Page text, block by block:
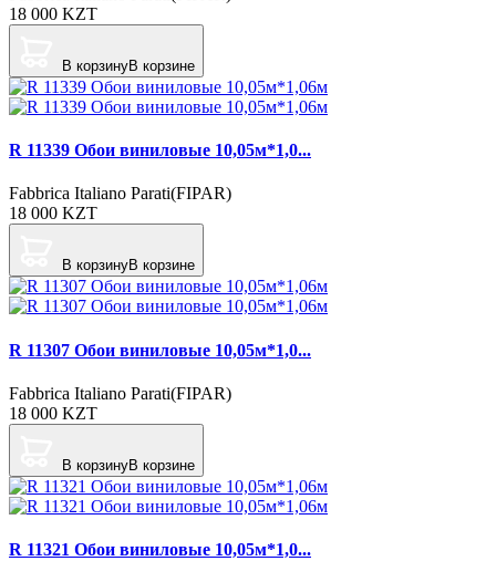
18 000 KZT
В корзинуВ корзине
R 11339 Обои виниловые 10,05м*1,0...
Fabbrica Italiano Parati(FIPAR)
18 000 KZT
В корзинуВ корзине
R 11307 Обои виниловые 10,05м*1,0...
Fabbrica Italiano Parati(FIPAR)
18 000 KZT
В корзинуВ корзине
R 11321 Обои виниловые 10,05м*1,0...